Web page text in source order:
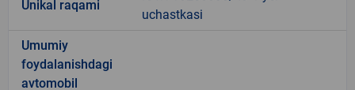
Unikal raqami
uchastkasi
Umumiy
foydalanishdagi
avtomobil